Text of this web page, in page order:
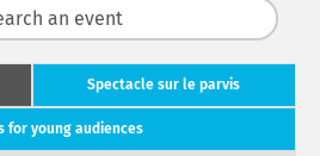
Spectacle sur le parvis
for young audiences